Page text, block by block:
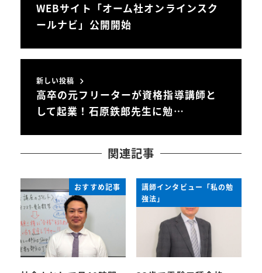
WEBサイト「オーム社オンラインスク
ールナビ」公開開始
新しい投稿
高卒の元フリーターが資格指導講師と
して起業！石原鉄郎先生に勉…
関連記事
おすすめ記事
講師インタビュー「私の勉
強法」